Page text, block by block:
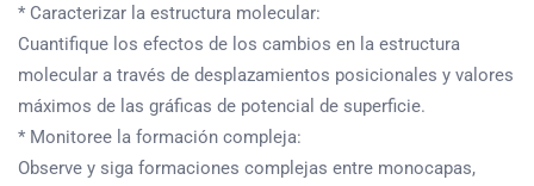
* Caracterizar la estructura molecular:
Cuantifique los efectos de los cambios en la estructura
molecular a través de desplazamientos posicionales y valores
máximos de las gráficas de potencial de superficie.
* Monitoree la formación compleja:
Observe y siga formaciones complejas entre monocapas,